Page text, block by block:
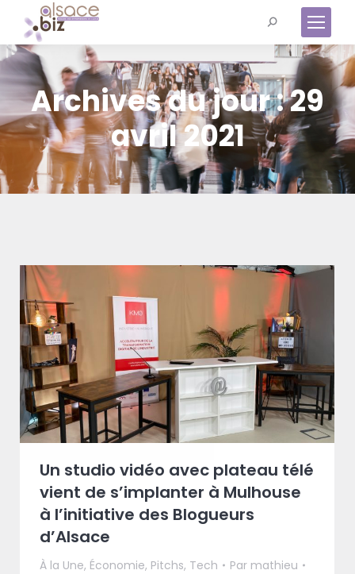
Archives du jour :29
avril 2021
Un studio vidéo avec plateau télé
vient de s’implanter à Mulhouse
à l’initiative des Blogueurs
d’Alsace
À la Une, Économie, Pitchs, Tech Par mathieu